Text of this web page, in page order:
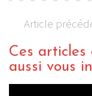
Article
Ces
aussi vous